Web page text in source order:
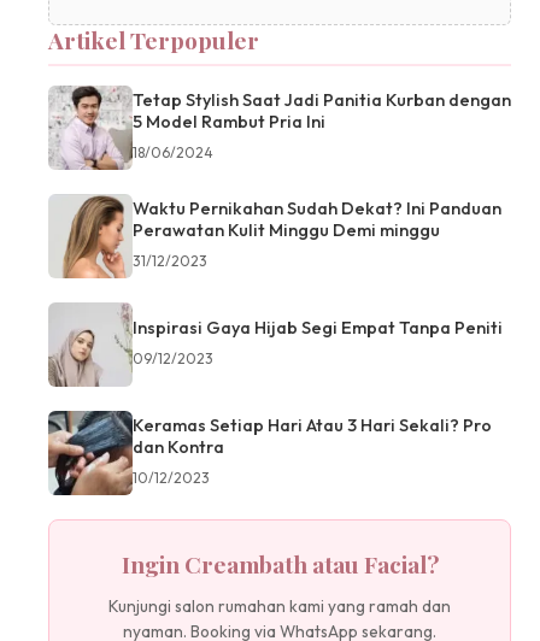
Artikel Terpopuler
Tetap Stylish Saat Jadi Panitia Kurban dengan
5 Model Rambut Pria Ini
18/06/2024
Waktu Pernikahan Sudah Dekat? Ini Panduan
Perawatan Kulit Minggu Demi minggu
31/12/2023
Inspirasi Gaya Hijab Segi Empat Tanpa Peniti
09/12/2023
Keramas Setiap Hari Atau 3 Hari Sekali? Pro
dan Kontra
10/12/2023
Ingin Creambath atau Facial?
Kunjungi salon rumahan kami yang ramah dan
nyaman. Booking via WhatsApp sekarang.